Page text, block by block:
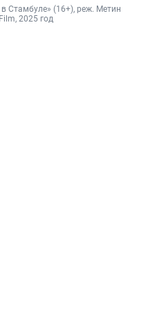
Стамбуле» (16+), реж. Метин
, 2025 год